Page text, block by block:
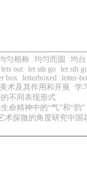
匀相称 均匀而圆 均台
lets out let sth go let sth
box letterboxed letter-
术及其作用和开展
学
不同表现形式
命精神中的“气”和“韵”
术探微的角度研究中国